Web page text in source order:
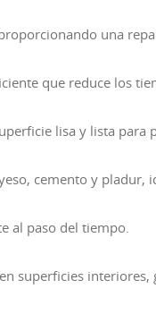
una
que reduce los
lisa y lista para
cemento y pladur,
al paso del tiempo.
superficies interiores,